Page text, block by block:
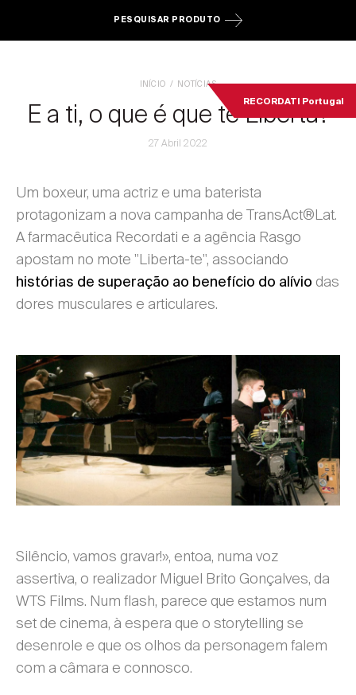
PESQUISAR PRODUTO
RECORDATI Portugal
INÍCIO NOTÍCIAS
E a ti, o que é que te Liberta?
27 Abril 2022
Um boxeur, uma actriz e uma baterista
protagonizam a nova campanha de TransAct®Lat.
A farmacêutica Recordati e a agência Rasgo
apostam no mote "Liberta-te", associando
histórias de superação ao benefício do alívio das
dores musculares e articulares.
Silêncio, vamos gravar!», entoa, numa voz
assertiva, o realizador Miguel Brito Gonçalves, da
WTS Films. Num flash, parece que estamos num
set de cinema, à espera que o storytelling se
desenrole e que os olhos da personagem falem
com a câmara e connosco.